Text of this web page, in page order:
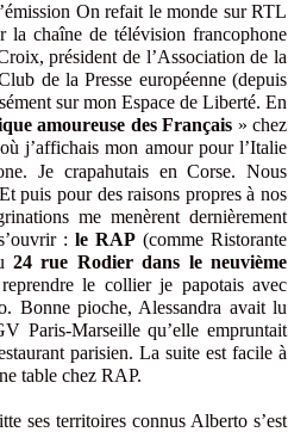
On refait le monde sur RTL
la chaîne de télévision francophone
président de l’Association de la
de la Presse européenne (depuis
sur mon Espace de Liberté. En
amoureuse des Français » chez
j’affichais mon amour pour l’Italie
Je crapahutais en Corse. Nous
puis pour des raisons propres à nos
me menèrent dernièrement
: le RAP(comme Ristorante
24 rue Rodier dans le neuvième
le collier je papotais avec
Bonne pioche, Alessandra avait lu
Paris-Marseille qu’elle empruntait
parisien. La suite est facile à
table chez RAP.
ses territoires connus Alberto s’est